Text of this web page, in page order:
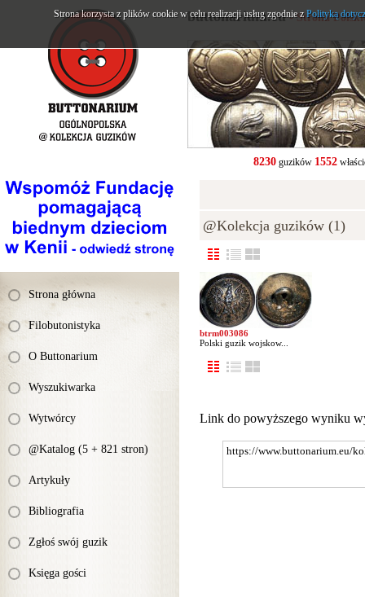
Strona główna
Filobutonistyka
O Buttonarium
Wyszukiwarka
Wytwórcy
@Katalog (5 + 821 stron)
Artykuły
Bibliografia
Zgłoś swój guzik
Księga gości
buttonarium.eu- Strona
8230guzików 1552
@Kolekcja guzików (1)
btrm003086
Polski guzik wojskow...
Link do powyższego wyniku
Strona korzysta z plików cookie w celu realizacji usług zgodnie zPolityką